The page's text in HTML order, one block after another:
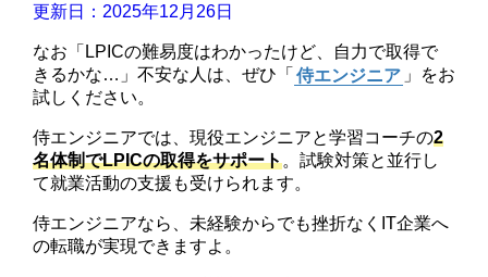
更新日：2025年12月26日
なお「LPICの難易度はわかったけど、自力で取得で
きるかな…」不安な人は、ぜひ「 侍エンジニア 」をお
試しください。
侍エンジニアでは、現役エンジニアと学習コーチの2
名体制でLPICの取得をサポート。試験対策と並行し
て就業活動の支援も受けられます。
侍エンジニアなら、未経験からでも挫折なくIT企業へ
の転職が実現できますよ。